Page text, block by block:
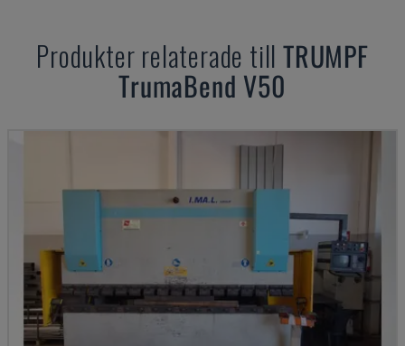
Produkter relaterade till TRUMPF
TrumaBend V50